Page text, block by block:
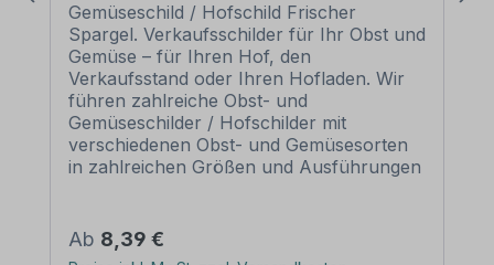
Gemüseschild / Hofschild Frischer
Spargel. Verkaufsschilder für Ihr Obst und
Gemüse – für Ihren Hof, den
Verkaufsstand oder Ihren Hofladen. Wir
führen zahlreiche Obst- und
Gemüseschilder / Hofschilder mit
verschiedenen Obst- und Gemüsesorten
in zahlreichen Größen und Ausführungen
Beschilderung. Merkmale des
Gemüseschildes / Hofschildes Frischer
Regulärer Preis:
Ab 8,39 €